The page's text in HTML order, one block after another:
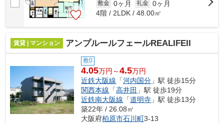
敷金 0ヶ月 礼金 0ヶ月
4階 / 2LDK / 48.00㎡
賃貸 | マンション アンプルールフェールREALIFEII
敷0
4.05万円～4.5万円
近鉄大阪線 「河内国分 」駅 徒歩15分
関西本線 「高井田 」駅 徒歩19分
近鉄南大阪線 「道明寺 」駅 徒歩13分
築22年 / 26.08㎡
大阪府柏原市石川町3-13